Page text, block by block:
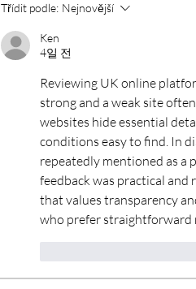
Třídit podle: Nejnovější
Ken
4일 전
Reviewing UK online
strong and a weak site
websites hide essential
conditions easy to find. In
repeatedly mentioned as a
feedback was practical and
that values transparency
who prefer straightforward